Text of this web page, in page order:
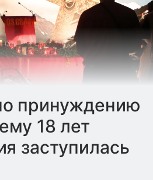
принуждению
18 лет
заступилась